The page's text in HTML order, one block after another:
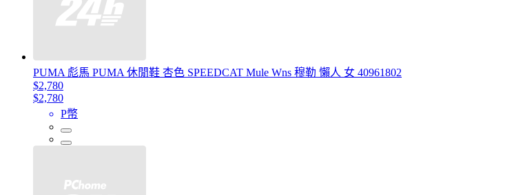
PUMA 彪馬 PUMA 休閒鞋 杏色 SPEEDCAT Mule Wns 穆勒 懶人 女 40961802
$2,780
$2,780
P幣